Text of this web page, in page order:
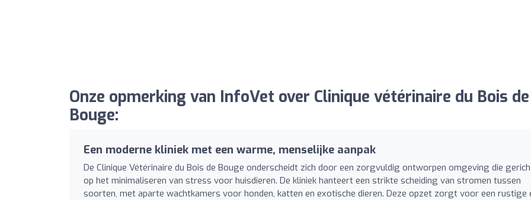
Onze opmerking van InfoVet over Clinique vétérinaire du Bois de
Bouge:
Een moderne kliniek met een warme, menselijke aanpak
De Clinique Vétérinaire du Bois de Bouge onderscheidt zich door een zorgvuldig ontworpen omgeving die
op het minimaliseren van stress voor huisdieren. De kliniek hanteert een strikte scheiding van stromen tussen
soorten, met aparte wachtkamers voor honden, katten en exotische dieren. Deze opzet zorgt voor een rustige